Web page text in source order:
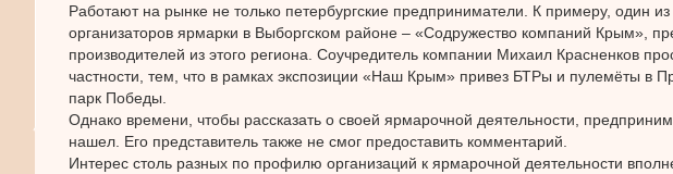
Работают на рынке не только петербургские предприниматели. К примеру, один
организаторов ярмарки в Выборгском районе – «Содружество компаний Крым»,
производителей из этого региона. Соучредитель компании Михаил Красненков
частности, тем, что в рамках экспозиции «Наш Крым» привез БТРы и пулемёты в
парк Победы.
Однако времени, чтобы рассказать о своей ярмарочной деятельности,
нашел. Его представитель также не смог предоставить комментарий.
Интерес столь разных по профилю организаций к ярмарочной деятельности